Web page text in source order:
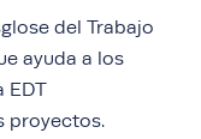
del Trabajo
ayuda a los
EDT
proyectos.